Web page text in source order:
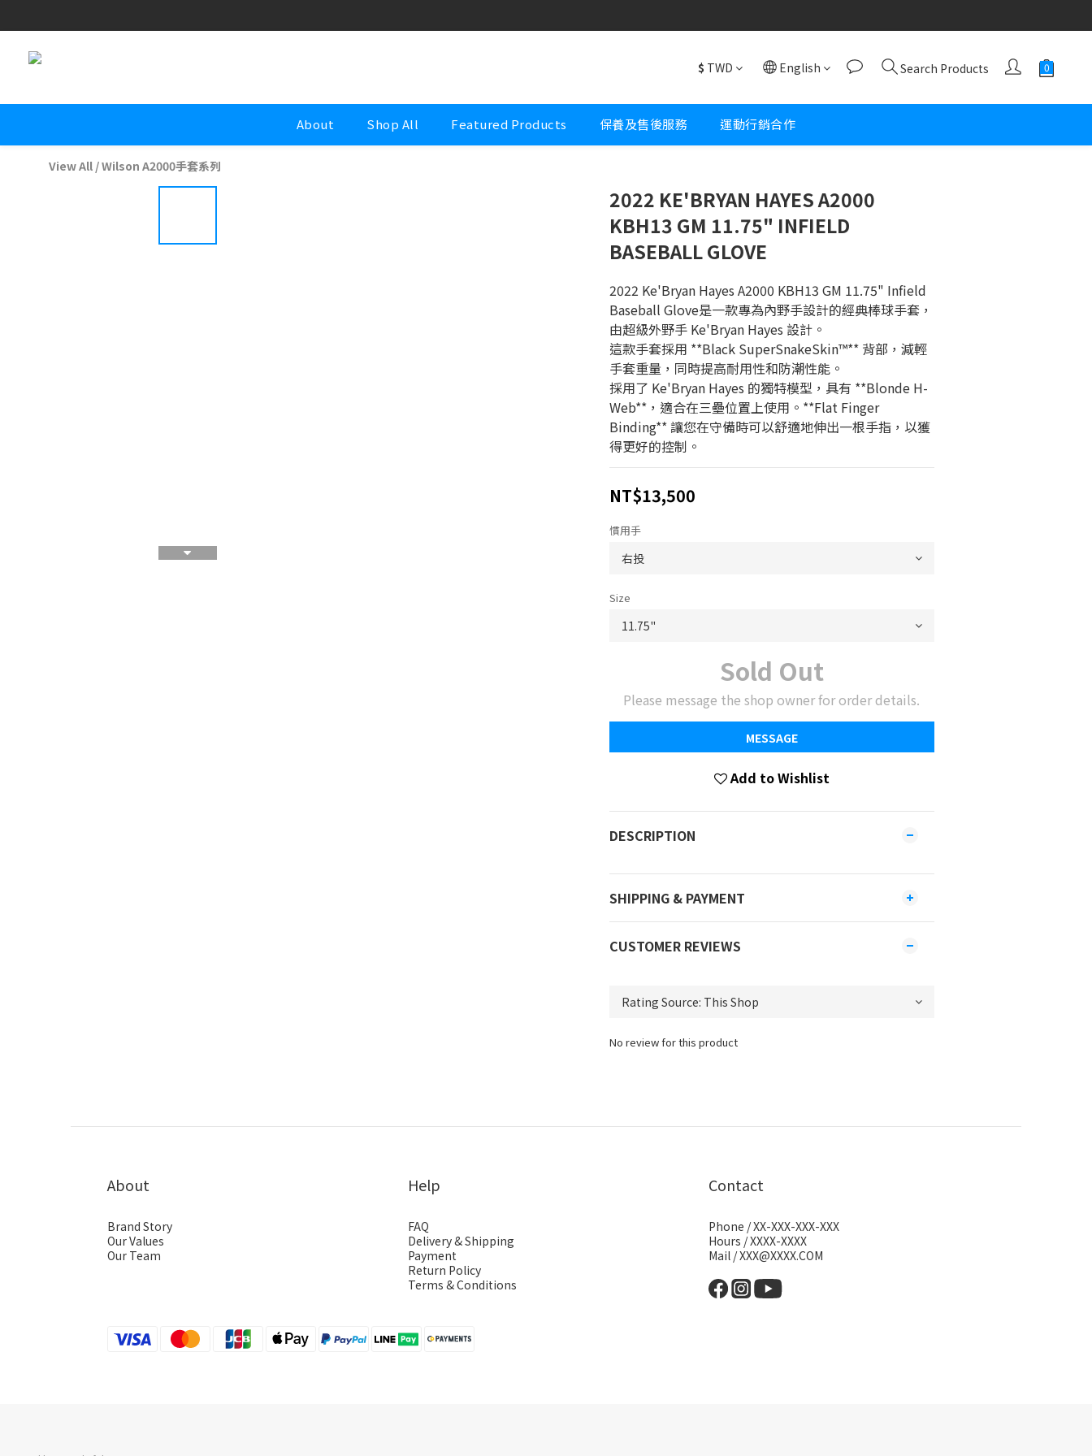
Welcome to Wonderful Sports Premium
$ TWD English Search Products
About Shop All Featured Products 保養及售後服務 運動行銷合作
View All /Wilson A2000手套系列
2022 KE'BRYAN HAYES A2000
KBH13 GM 11.75" INFIELD
BASEBALL GLOVE
2022 Ke'Bryan Hayes A2000 KBH13 GM 11.75" Infield
Baseball Glove是一款專為內野手設計的經典棒球手套，
由超級外野手 Ke'Bryan Hayes 設計。
這款手套採用 **Black SuperSnakeSkin™** 背部，減輕
手套重量，同時提高耐用性和防潮性能。
採用了 Ke'Bryan Hayes 的獨特模型，具有 **Blonde H-
Web**，適合在三壘位置上使用。**Flat Finger
Binding** 讓您在守備時可以舒適地伸出一根手指，以獲
得更好的控制。
NT$13,500
慣用手
Size
Sold Out
Please message the shop owner for order details.
MESSAGE
Add to Wishlist
DESCRIPTION
SHIPPING & PAYMENT
CUSTOMER REVIEWS
No review for this product
About
Brand Story
Our Values
Our Team
Help
FAQ
Delivery & Shipping
Payment
Return Policy
Terms & Conditions
Contact
Phone / XX-XXX-XXX-XXX
Hours / XXXX-XXXX
Mail / XXX@XXXX.COM